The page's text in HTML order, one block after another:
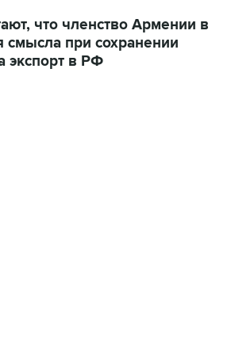
при сохранении
экспорт в РФ